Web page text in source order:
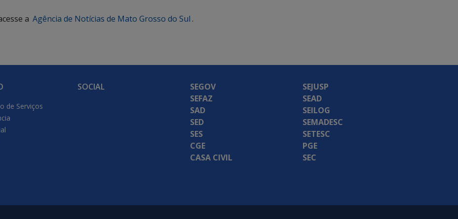
a Agência de Notícias de Mato Grosso do Sul .
de Serviços
SOCIAL
SEGOV
SEFAZ
SAD
SED
SES
CGE
CASA CIVIL
SEJUSP
SEAD
SEILOG
SEMADESC
SETESC
PGE
SEC